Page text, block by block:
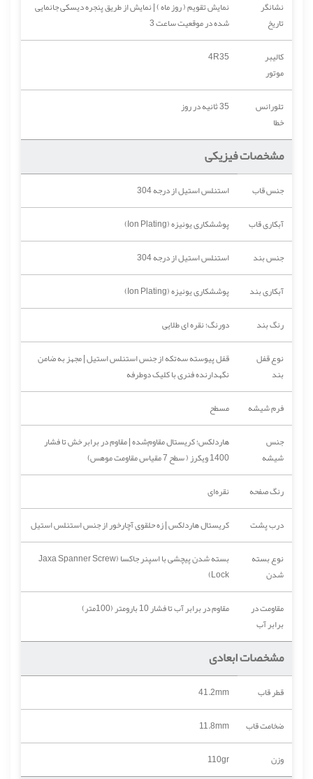
نشانگر
تاریخ
نمایش تقویم ( روز ماه ) | نمایش از طریق پنجره دیسکی جانمایی
شده در موقعیت ساعت 3
کالیبر
موتور
4R35
تلورانس
خطا
35 ثانیه در روز
مشخصات فیزیکی
جنس قاب
استنلس استیل از درجه 304
آبکاری قاب
پوششکاری یونیزه (Ion Plating)
جنس بند
استنلس استیل از درجه 304
آبکاری بند
پوششکاری یونیزه (Ion Plating)
رنگ بند
دورنگ؛ نقره ای طلایی
نوع قفل
بند
قفل پیوسته سه‌تکه از جنس استنلس استیل | مجهز به ضامن
نگهدارنده فنری با کلیک دوطرفه
فرم شیشه
مسطح
جنس
شیشه
هاردلکس؛ کریستال مقاوم‌شده | مقاوم در برابر خش تا فشار
1400 ویکرز ( سطح 7 مقیاس مقاومت موهس)
رنگ صفحه
نقره‌ای
درب پشت
کریستال هاردلکس | زه حلقوی آچارخور از جنس استنلس استیل
نوع بسته
شدن
بسته شدن پیچشی با اسپنر جاکسا (Jaxa Spanner Screw
Lock)
مقاومت در
برابر آب
مقاوم در برابر آب تا فشار 10 بارومتر (100متر)
مشخصات ابعادی
قطر قاب
41.2mm
ضخامت قاب
11.8mm
وزن
110gr